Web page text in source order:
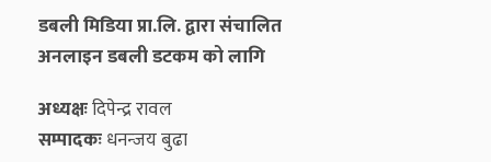
डबली मिडिया प्रा.लि. द्वारा संचालित
अनलाइन डबली डटकम को लागि
अध्यक्षःदिपेन्द्र रावल
सम्पादकःधनन्‍जय बुढा